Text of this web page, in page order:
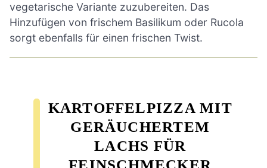
vegetarische Variante zuzubereiten. Das
Hinzufügen von frischem Basilikum oder Rucola
sorgt ebenfalls für einen frischen Twist.
KARTOFFELPIZZA MIT
GERÄUCHERTEM
LACHS FÜR